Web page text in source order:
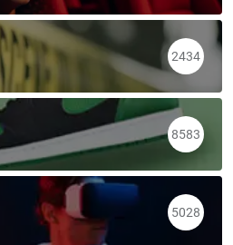
2434
8583
5028